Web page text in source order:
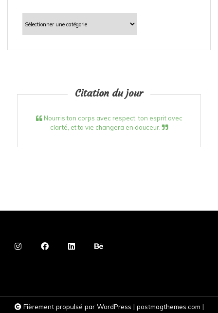
Catégories
Citation du jour
Nourris ton corps avec respect, ton esprit avec
clarté, et ta vie changera en douceur.
Fièrement propulsé par WordPress | postmagthemes.com |